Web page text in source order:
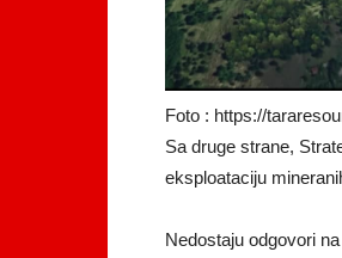
Foto : https://
Sa druge strane,
eksploataciju
Nedostaju odgovori